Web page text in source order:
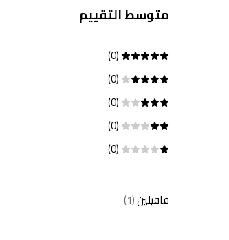
متوسط التقييم
(0)
(0)
(0)
(0)
(0)
فافيلين(1)